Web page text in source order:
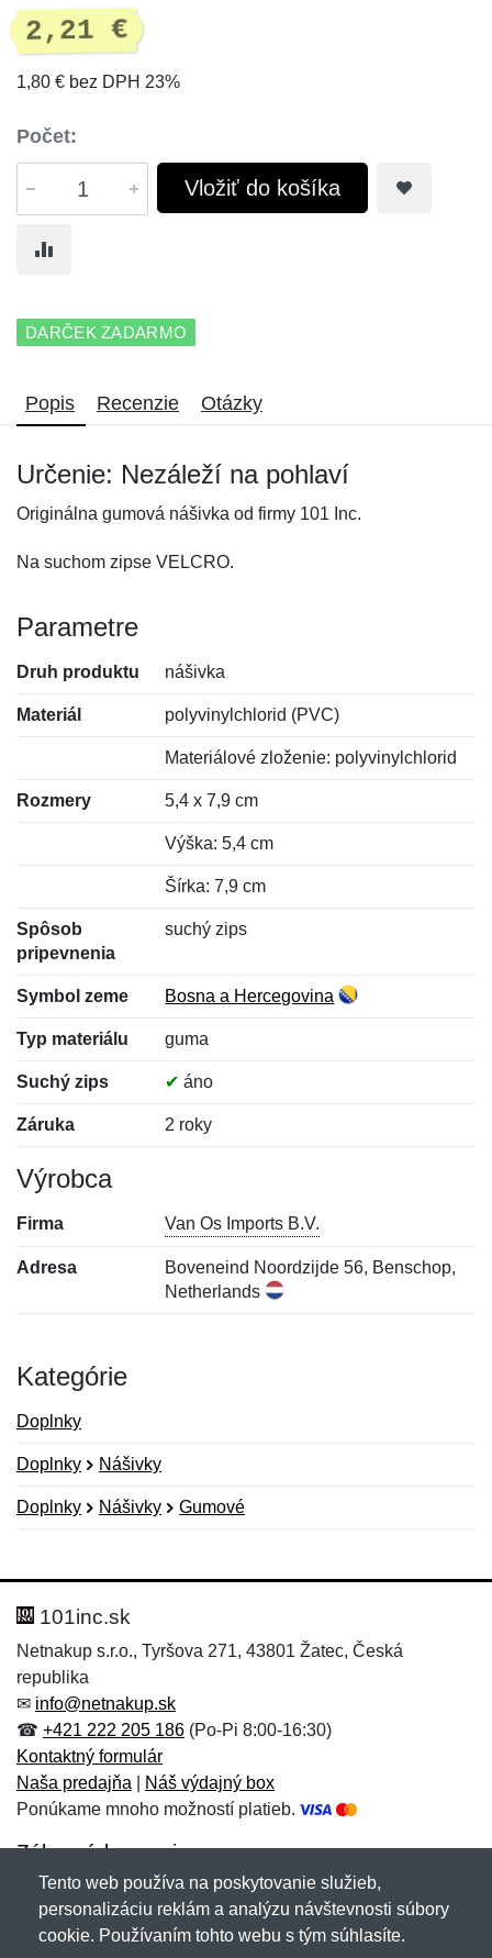
2,21 €
1,80 € bez DPH 23%
Počet:
Vložiť do košíka
DARČEK ZADARMO
Popis Recenzie Otázky
Určenie: Nezáleží na pohlaví
Originálna gumová nášivka od firmy 101 Inc.
Na suchom zipse VELCRO.
Parametre
Druh produktu nášivka
Materiál polyvinylchlorid (PVC)
Materiálové zloženie: polyvinylchlorid
Rozmery 5,4 x 7,9 cm
Výška: 5,4 cm
Šírka: 7,9 cm
Spôsob
pripevnenia
suchý zips
Symbol zeme Bosna a Hercegovina
Typ materiálu guma
Suchý zips ✔ áno
Záruka 2 roky
Výrobca
Firma Van Os Imports B.V.
Adresa
Boveneind Noordzijde 56, Benschop,
Netherlands
Kategórie
Doplnky
Doplnky Nášivky
Doplnky Nášivky Gumové
Hodnotenie:
Meno:*
E-mail:
Správa*
Meno:
E-mail:*
Správa*
101inc.sk
Netnakup s.r.o., Tyršova 271, 43801 Žatec, Česká
republika
✉ info@netnakup.sk
☎ +421 222 205 186 (Po-Pi 8:00-16:30)
Kontaktný formulár
Naša predajňa
Náš výdajný box
Ponúkame mnoho možností platieb.
Zákaznícky servis
Novinky emailom
Tento web používa na poskytovanie služieb,
personalizáciu reklám a analýzu návštevnosti súbory
cookie. Používaním tohto webu s tým súhlasíte.